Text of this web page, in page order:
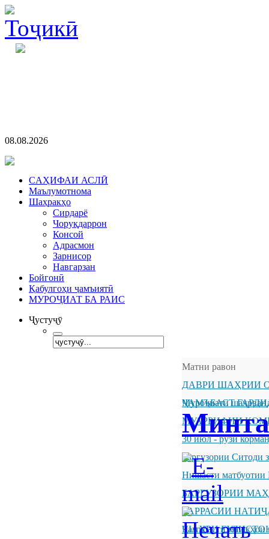
08.08.2026
CАҲИФАИ АСЛӢ
Маълумотнома
Шаҳракҳо
Сирдарё
Чоруқдаррон
Консой
Адрасмон
Зарнисор
Навгарзан
Бойгонӣ
Қабулгоҳи ҷамъиятӣ
МУРОҶИАТ БА РАИС
Ҷустуҷӯ
Матни равон
ДАВРИ ШАҲРИИ
ҶАМЪБАСТ
Муроҷиати
МУАРРИФИИ
30 июл - рӯзи
Баргузории Ситоди
Нишасти матбуотии
БАРГУЗОРИИ
БАРРАСИИ
ШАҲРИ
Ҷамъбасти машқҳои